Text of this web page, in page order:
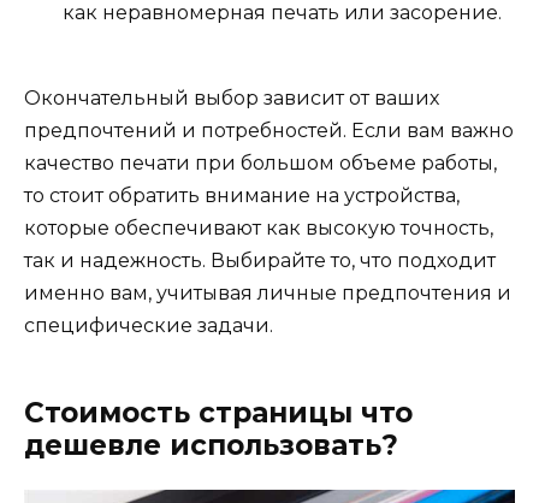
как неравномерная печать или засорение.
Окончательный выбор зависит от ваших
предпочтений и потребностей. Если вам важно
качество печати при большом объеме работы,
то стоит обратить внимание на устройства,
которые обеспечивают как высокую точность,
так и надежность. Выбирайте то, что подходит
именно вам, учитывая личные предпочтения и
специфические задачи.
Стоимость страницы что
дешевле использовать?